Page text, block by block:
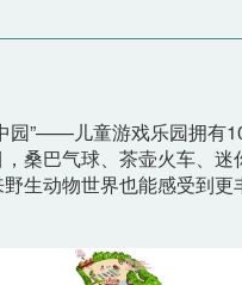
园”——儿童游戏乐园拥有
桑巴气球、茶壶火车、迷
生动物世界也能感受到更